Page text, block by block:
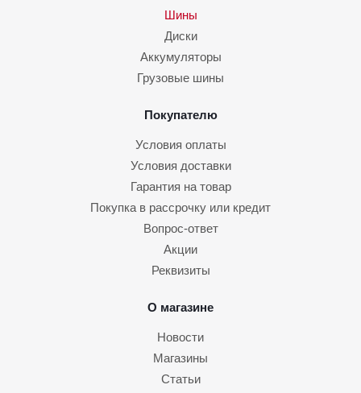
Шины
Диски
Аккумуляторы
Грузовые шины
Покупателю
Условия оплаты
Условия доставки
Гарантия на товар
Покупка в рассрочку или кредит
Вопрос-ответ
Акции
Реквизиты
О магазине
Новости
Магазины
Статьи